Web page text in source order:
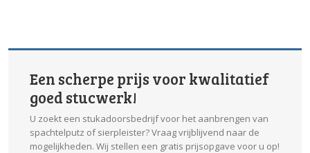
Een scherpe prijs voor kwalitatief
goed stucwerk!
U zoekt een stukadoorsbedrijf voor het aanbrengen van
spachtelputz of sierpleister? Vraag vrijblijvend naar de
mogelijkheden. Wij stellen een gratis prijsopgave voor u op!